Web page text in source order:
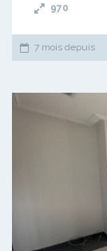
970
7 mois depuis